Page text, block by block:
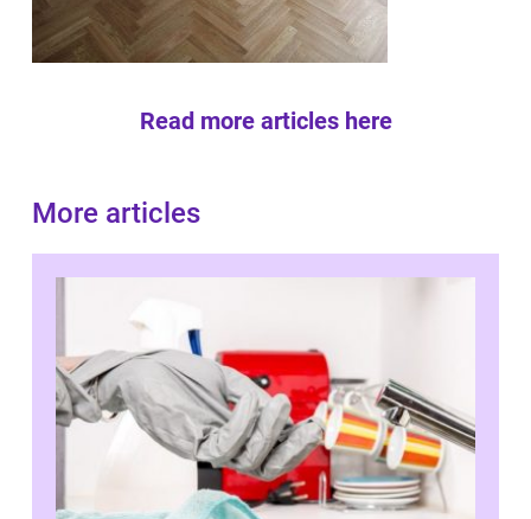
Read more articles here
More articles